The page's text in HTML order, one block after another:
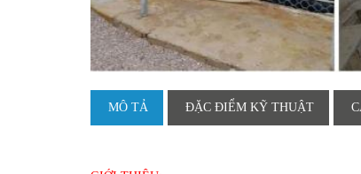
MÔ TẢ ĐẶC ĐIỂM KỸ THUẬT